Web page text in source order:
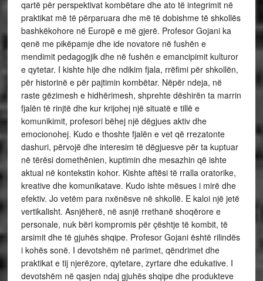
qartë për perspektivat kombëtare dhe ato të integrimit në
praktikat më të përparuara dhe më të dobishme të shkollës
bashkëkohore në Europë e më gjerë. Profesor Gojani ka
qenë me pikëpamje dhe ide novatore në fushën e
mendimit pedagogjik dhe në fushën e emancipimit kulturor
e qytetar. I kishte hije dhe ndikim fjala, rrëfimi për shkollën,
për historinë e për pajtimin kombëtar. Nëpër ndeja, në
raste gëzimesh e hidhërimesh, shprehte dëshirën ta marrin
fjalën të rinjtë dhe kur krijohej një situatë e tillë e
komunikimit, profesori bëhej një dëgjues aktiv dhe
emocionohej. Kudo e thoshte fjalën e vet që rrezatonte
dashuri, përvojë dhe interesim të dëgjuesve për ta kuptuar
në tërësi domethënien, kuptimin dhe mesazhin që ishte
aktual në kontekstin kohor. Kishte aftësi të rralla oratorike,
kreative dhe komunikatave. Kudo ishte mësues i mirë dhe
efektiv. Jo vetëm para nxënësve në shkollë. E kaloi një jetë
vertikalisht. Asnjëherë, në asnjë rrethanë shoqërore e
personale, nuk bëri kompromis për çështje të kombit, të
arsimit dhe të gjuhës shqipe. Profesor Gojani është rilindës
i kohës sonë. I devotshëm në parimet, qëndrimet dhe
praktikat e tij njerëzore, qytetare, zyrtare dhe edukative. I
devotshëm në qasjen ndaj gjuhës shqipe dhe produkteve